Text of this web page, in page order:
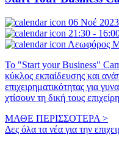
06 Νοέ
21:30 -
Λεωφόρος
To "Start your Business"
κύκλος εκπαίδευσης και
επιχειρηματικότητας για
χτίσουν τη δική τους
ΜΑΘΕ ΠΕΡΙΣΣΟΤΕΡΑ >
Δες όλα τα νέα για την